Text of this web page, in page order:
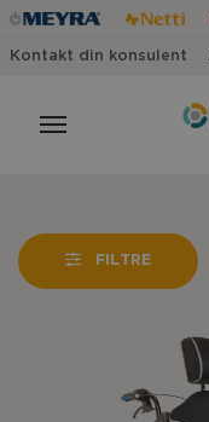
Kontakt din konsulent
FILTRE